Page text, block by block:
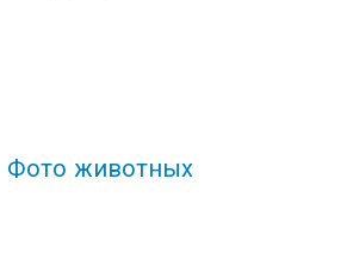
Фото животных